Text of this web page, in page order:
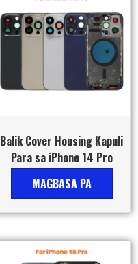
Balik Cover Housing Kapuli
Para sa iPhone 14 Pro
MAGBASA PA